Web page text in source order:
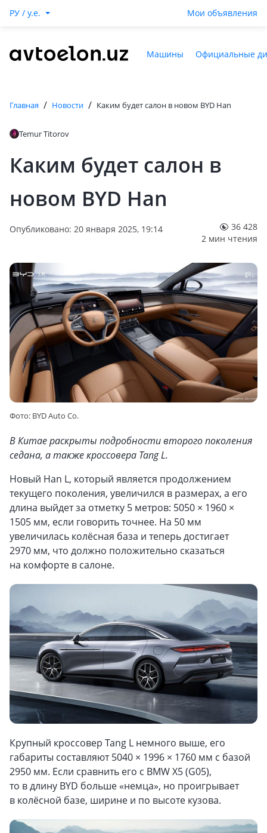
РУ / y.e. Мои объявления
Машины Официальные
Главная / Новости / Каким будет салон в новом BYD Han
Temur Titorov
Каким будет салон в
новом BYD Han
Опубликовано: 20 января 2025, 19:14
36 428
2 мин чтения
Фото: BYD Auto Co.
В Китае раскрыты подробности второго поколения
седана, а также кроссовера Tang L.
Новый Han L, который является продолжением
текущего поколения, увеличился в размерах, а его
длина выйдет за отметку 5 метров: 5050 × 1960 ×
1505 мм, если говорить точнее. На 50 мм
увеличилась колёсная база и теперь достигает
2970 мм, что должно положительно сказаться
на комфорте в салоне.
Крупный кроссовер Tang L немного выше, его
габариты составляют 5040 × 1996 × 1760 мм с базой
2950 мм. Если сравнить его с BMW X5 (G05),
то в длину BYD больше «немца», но проигрывает
в колёсной базе, ширине и по высоте кузова.